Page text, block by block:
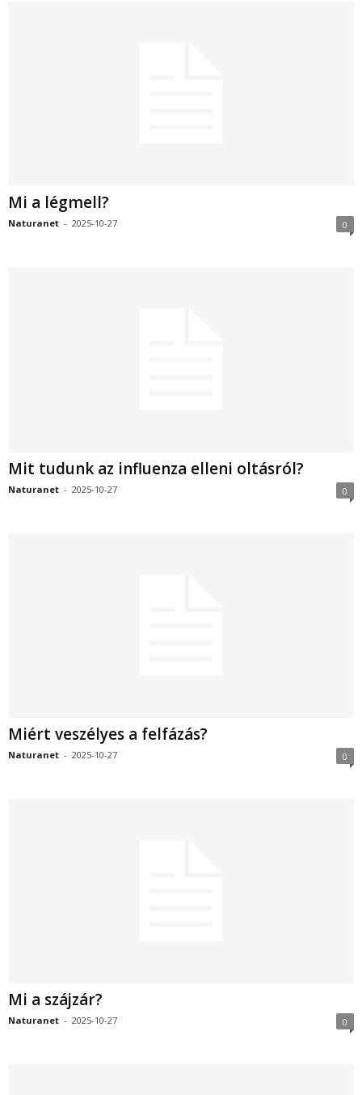
Mi a légmell?
Naturanet - 2025-10-27 0
Mit tudunk az influenza elleni oltásról?
Naturanet - 2025-10-27 0
Miért veszélyes a felfázás?
Naturanet - 2025-10-27 0
Mi a szájzár?
Naturanet - 2025-10-27 0